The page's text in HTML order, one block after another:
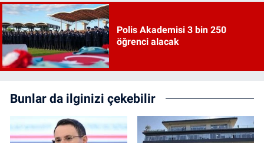
Polis Akademisi 3 bin 250
öğrenci alacak
Bunlar da ilginizi çekebilir